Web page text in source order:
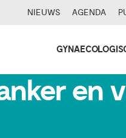
NIEUWS AGENDA
een
en